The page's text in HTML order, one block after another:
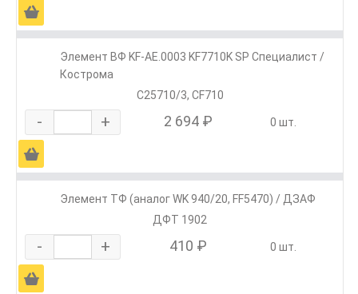
Ä
Элемент ВФ KF-АЕ.0003 KF7710K SP Специалист /
Кострома
C25710/3, CF710
- + 2 694 ₽ 0 шт.
Ä
Элемент ТФ (аналог WK 940/20, FF5470) / ДЗАФ
ДФТ 1902
- + 410 ₽ 0 шт.
Ä